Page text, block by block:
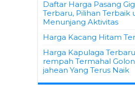
Daftar Harga Pasang
Terbaru, Pilihan Terbaik
Menunjang Aktivitas
Harga Kacang Hitam
Harga Kapulaga
rempah Termahal
jahean Yang Terus Naik